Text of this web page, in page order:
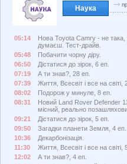
Наука
05:14
Нова Toyota Camry - не така,
думаєш. Тест-драйв.
05:48
Побачити чорну діру.
06:50
Дістатися до зірок, 6 еп.
07:19
А ти знав?, 28 еп.
07:39
Життя, Всесвіт і все на світі,
08:02
Подорож у минуле, 8 еп.
08:31
Новий Land Rover Defender
місний, реально
09:21
Дістатися до зірок, 5 еп.
09:50
Загадки планети Земля, 4 еп.
10:36
Декарбонізація.
11:30
Життя, Всесвіт і все на світі,
12:02
А ти знав?, 4 еп.